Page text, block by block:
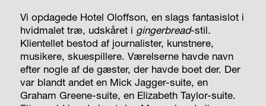
Vi opdagede Hotel Oloffson, en slags fantasislot i
hvidmalet træ, udskåret i gingerbread-stil.
Klientellet bestod af journalister, kunstnere,
musikere, skuespillere. Værelserne havde navn
efter nogle af de gæster, der havde boet der. Der
var blandt andet en Mick Jagger-suite, en
Graham Greene-suite, en Elizabeth Taylor-suite.